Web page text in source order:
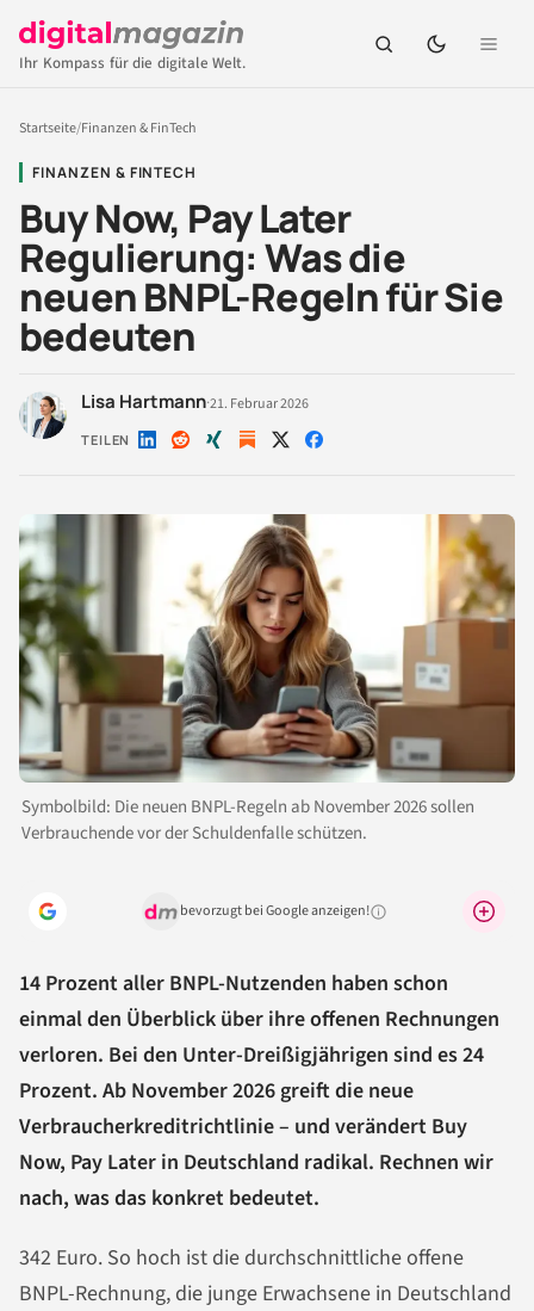
Ihr Kompass für die digitale Welt.
Startseite/Finanzen & FinTech
FINANZEN & FINTECH
Buy Now, Pay Later
Regulierung: Was die
neuen BNPL-Regeln für Sie
bedeuten
Lisa Hartmann·21. Februar 2026
TEILEN Auf Auf Auf Auf Auf
Symbolbild: Die neuen BNPL-Regeln ab November 2026 sollen
Verbrauchende vor der Schuldenfalle schützen.
bevorzugt bei Google anzeigen!Warum lohnt sich das?
14 Prozent aller BNPL-Nutzenden haben schon
einmal den Überblick über ihre offenen Rechnungen
verloren. Bei den Unter-Dreißigjährigen sind es 24
Prozent. Ab November 2026 greift die neue
Verbraucherkreditrichtlinie – und verändert Buy
Now, Pay Later in Deutschland radikal. Rechnen wir
nach, was das konkret bedeutet.
342 Euro. So hoch ist die durchschnittliche offene
BNPL-Rechnung, die junge Erwachsene in Deutschland